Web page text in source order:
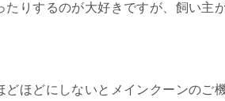
りするのが大好きですが、飼い主
ほどにしないとメインクーンのご